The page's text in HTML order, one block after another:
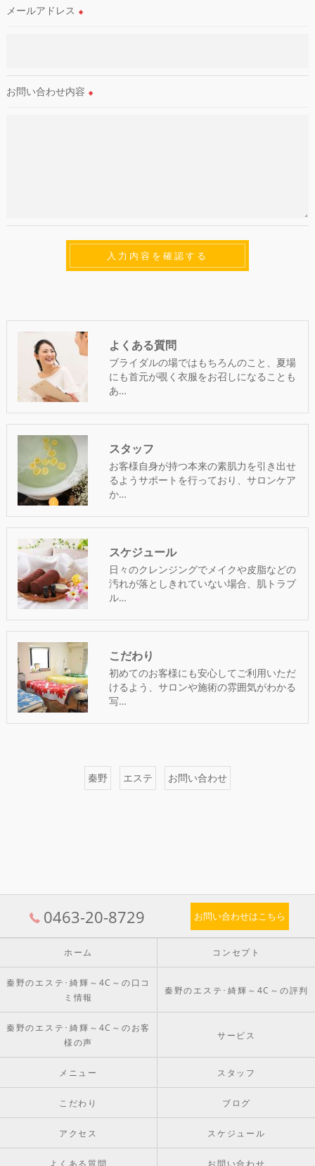
＜個人情報の開示･訂正・削除･利用停止の手続について＞
メールアドレス ※
お問い合わせ内容 ※
よくある質問
ブライダルの場ではもちろんのこと、夏場
にも首元が覗く衣服をお召しになることも
あ…
スタッフ
お客様自身が持つ本来の素肌力を引き出せ
るようサポートを行っており、サロンケア
か…
スケジュール
日々のクレンジングでメイクや皮脂などの
汚れが落としきれていない場合、肌トラブ
ル…
こだわり
初めてのお客様にも安心してご利用いただ
けるよう、サロンや施術の雰囲気がわかる
写…
秦野 エステ お問い合わせ
0463-20-8729 お問い合わせはこちら
ホーム コンセプト
秦野のエステ･綺輝～4C～の口コ
ミ情報
秦野のエステ･綺輝～4C～の評判
秦野のエステ･綺輝～4C～のお客
様の声
サービス
メニュー スタッフ
こだわり ブログ
アクセス スケジュール
よくある質問 お問い合わせ